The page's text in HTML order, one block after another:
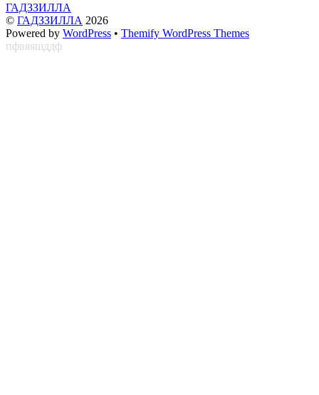
ГАДЗЗИЛЛА
© ГАДЗЗИЛЛА 2026
Powered by WordPress • Themify WordPress Themes
пфвяяшддф